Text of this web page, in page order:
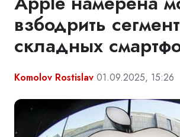
взбодрить сегмент
складных
Komolov Rostislav 01.09.2025, 15:26